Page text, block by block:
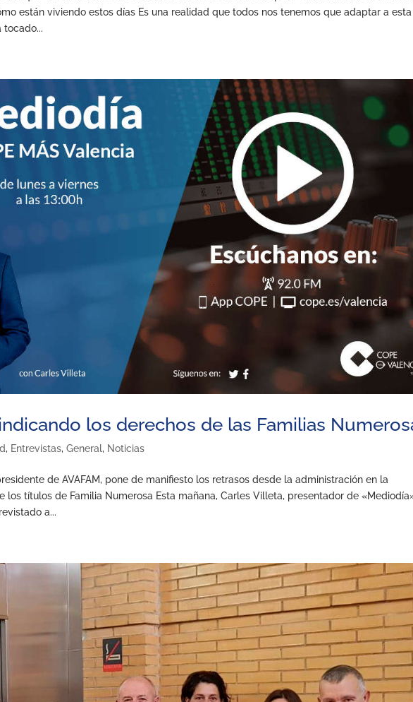
están viviendo estos días Es una realidad que todos nos tenemos que adaptar a esta
tocado...
los derechos de las Familias
, Entrevistas,General, Noticias
de AVAFAM, pone de manifiesto los retrasos desde la administración en la
los títulos de Familia Numerosa Esta mañana, Carles Villeta, presentador de
a...